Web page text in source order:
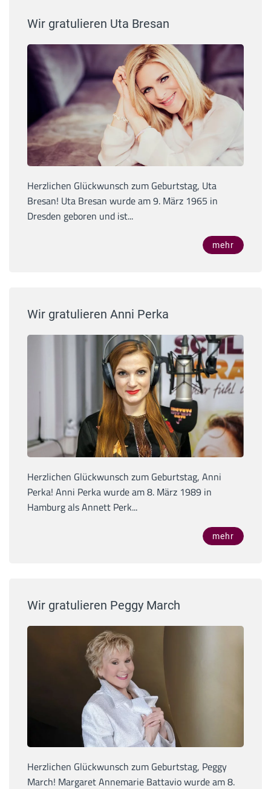
Wir gratulieren Uta Bresan
Herzlichen Glückwunsch zum Geburtstag, Uta
Bresan! Uta Bresan wurde am 9. März 1965 in
Dresden geboren und ist...
mehr
Wir gratulieren Anni Perka
Herzlichen Glückwunsch zum Geburtstag, Anni
Perka! Anni Perka wurde am 8. März 1989 in
Hamburg als Annett Perk...
mehr
Wir gratulieren Peggy March
Herzlichen Glückwunsch zum Geburtstag, Peggy
March! Margaret Annemarie Battavio wurde am 8.